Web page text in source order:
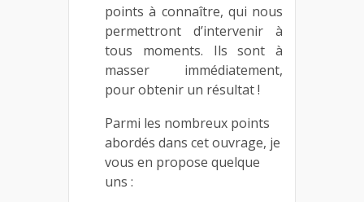
points à connaître, qui nous
permettront d’intervenir à
tous moments. Ils sont à
masser immédiatement,
pour obtenir un résultat !
Parmi les nombreux points
abordés dans cet ouvrage, je
vous en propose quelque
uns :